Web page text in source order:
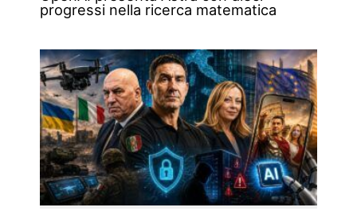
progressi nella ricerca matematica